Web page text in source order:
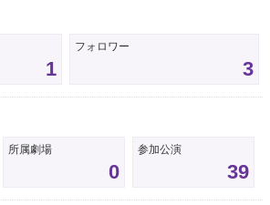
1
フォロワー
3
所属劇場
0
参加公演
39